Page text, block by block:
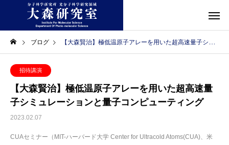
ブログ 【大森賢治】極低温原子アレーを用いた超高速量子シミュレーションと量子コンピューティング
招待講演
【大森賢治】極低温原子アレーを用いた超高速量
子シミュレーションと量子コンピューティング
2023.02.07
CUAセミナー（MIT-ハーバード大学 Center for Ultracold Atoms(CUA)、米